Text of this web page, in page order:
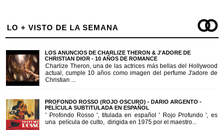
LO + VISTO DE LA SEMANA
LOS ANUNCIOS DE CHARLIZE THERON & J'ADORE DE
CHRISTIAN DIOR - 10 AÑOS DE ROMANCE
Charlize Theron, una de las actrices más bellas del Hollywood
actual, cumple 10 años como imagen del perfume J'adore de
Christian ...
PROFONDO ROSSO (ROJO OSCURO) - DARIO ARGENTO -
PELÍCULA SUBTITULADA EN ESPAÑOL
' Profondo Rosso ', titulada en español ' Rojo Profundo ', es
una película de culto, dirigida en 1975 por el maestro...